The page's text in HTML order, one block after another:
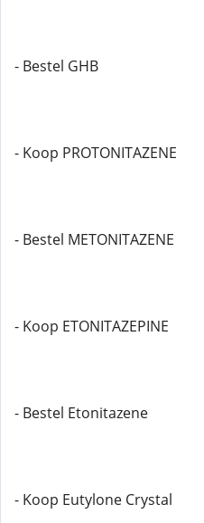
- Bestel GHB
- Koop PROTONITAZENE
- Bestel METONITAZENE
- Koop ETONITAZEPINE
- Bestel Etonitazene
- Koop Eutylone Crystal